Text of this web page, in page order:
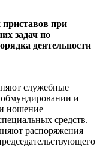
приставов при
задач по
деятельности
служебные
и
ношение
средств.
распоряжения